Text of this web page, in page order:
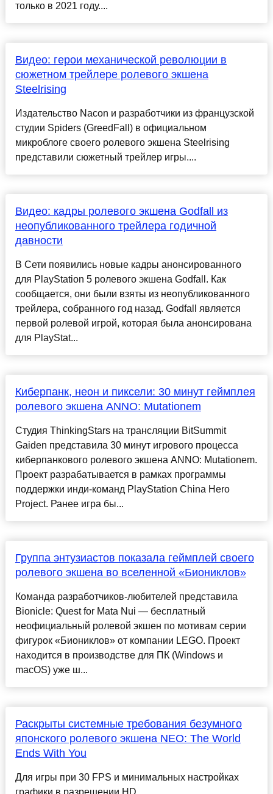
только в 2021 году....
Видео: герои механической революции в
сюжетном трейлере ролевого экшена
Steelrising
Издательство Nacon и разработчики из французской
студии Spiders (GreedFall) в официальном
микроблоге своего ролевого экшена Steelrising
представили сюжетный трейлер игры....
Видео: кадры ролевого экшена Godfall из
неопубликованного трейлера годичной
давности
В Сети появились новые кадры анонсированного
для PlayStation 5 ролевого экшена Godfall. Как
сообщается, они были взяты из неопубликованного
трейлера, собранного год назад. Godfall является
первой ролевой игрой, которая была анонсирована
для PlayStat...
Киберпанк, неон и пиксели: 30 минут геймплея
ролевого экшена ANNO: Mutationem
Студия ThinkingStars на трансляции BitSummit
Gaiden представила 30 минут игрового процесса
киберпанкового ролевого экшена ANNO: Mutationem.
Проект разрабатывается в рамках программы
поддержки инди-команд PlayStation China Hero
Project. Ранее игра бы...
Группа энтузиастов показала геймплей своего
ролевого экшена во вселенной «Биониклов»
Команда разработчиков-любителей представила
Bionicle: Quest for Mata Nui — бесплатный
неофициальный ролевой экшен по мотивам серии
фигурок «Биониклов» от компании LEGO. Проект
находится в производстве для ПК (Windows и
macOS) уже ш...
Раскрыты системные требования безумного
японского ролевого экшена NEO: The World
Ends With You
Для игры при 30 FPS и минимальных настройках
графики в разрешении HD